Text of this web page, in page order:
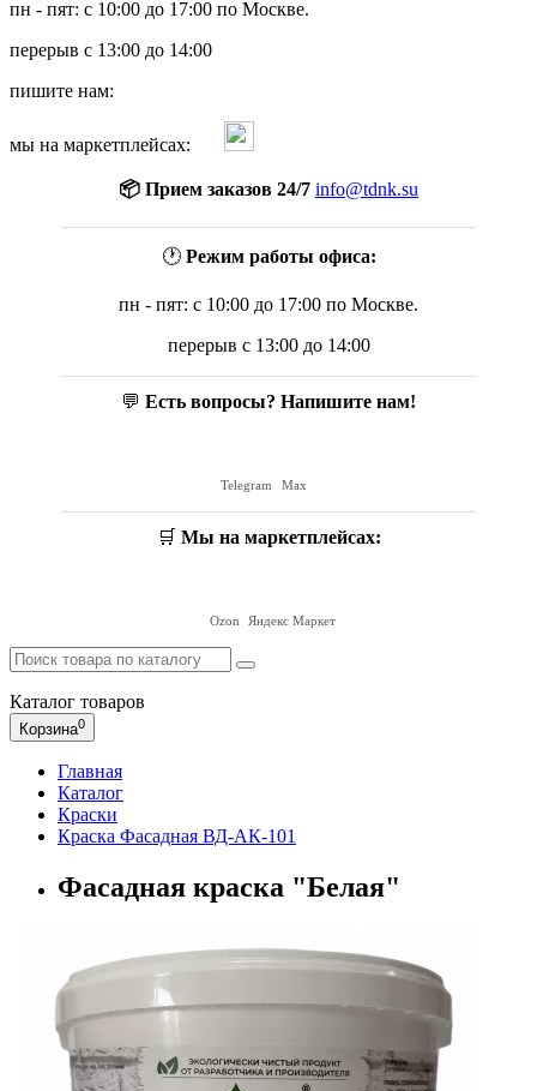
пн - пят: с 10:00 до 17:00 по Москве.
перерыв с 13:00 до 14:00
пишите нам:
мы на маркетплейсах:
📦 Прием заказов 24/7 info@tdnk.su
🕐 Режим работы офиса:
пн - пят: с 10:00 до 17:00 по Москве.
перерыв с 13:00 до 14:00
💬 Есть вопросы? Напишите нам!
Telegram Max
🛒 Мы на маркетплейсах:
Ozon Яндекс Маркет
Каталог товаров
Корзина0
Главная
Каталог
Краски
Краска Фасадная ВД-АК-101
Фасадная краска "Белая"